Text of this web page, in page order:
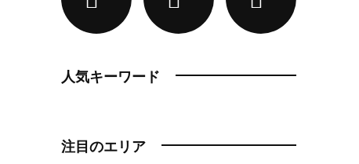
人気キーワード
注目のエリア